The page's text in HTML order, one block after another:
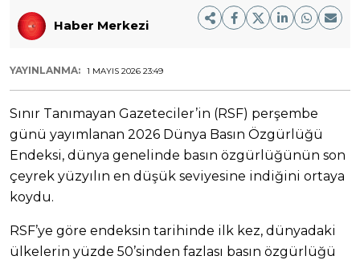
Haber Merkezi
YAYINLANMA: 1 MAYIS 2026 23:49
Sınır Tanımayan Gazeteciler’in (RSF) perşembe
günü yayımlanan 2026 Dünya Basın Özgürlüğü
Endeksi, dünya genelinde basın özgürlüğünün son
çeyrek yüzyılın en düşük seviyesine indiğini ortaya
koydu.
RSF’ye göre endeksin tarihinde ilk kez, dünyadaki
ülkelerin yüzde 50’sinden fazlası basın özgürlüğü